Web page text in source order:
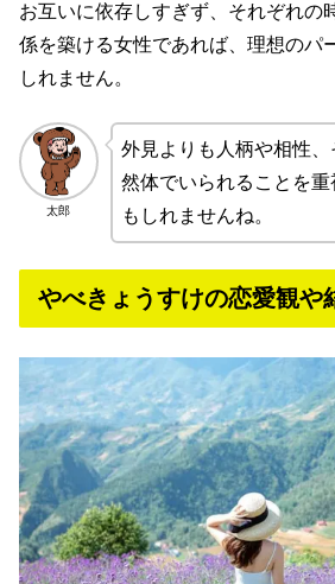
お互いに依存しすぎず、それぞれの
係を築ける女性であれば、理想のパ
しれません。
太郎
外見よりも人柄や相性
然体でいられることを
もしれませんね。
やべきょうすけの恋愛観や